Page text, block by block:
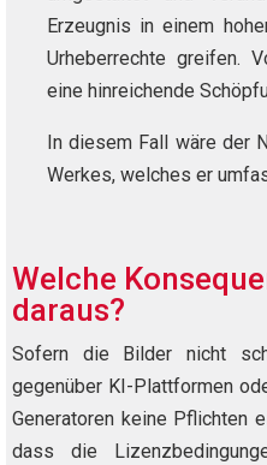
Erzeugnis in einem
Urheberrechte greifen.
eine hinreichende
In diesem Fall wäre der
Werkes, welches er
Welche
daraus?
Sofern die Bilder nicht
gegenüber KI-Plattformen
Generatoren keine Pflichten
dass die